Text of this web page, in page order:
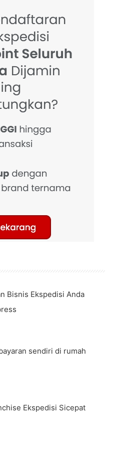
Bisnis Ekspedisi Anda
sendiri di rumah
Ekspedisi Sicepat